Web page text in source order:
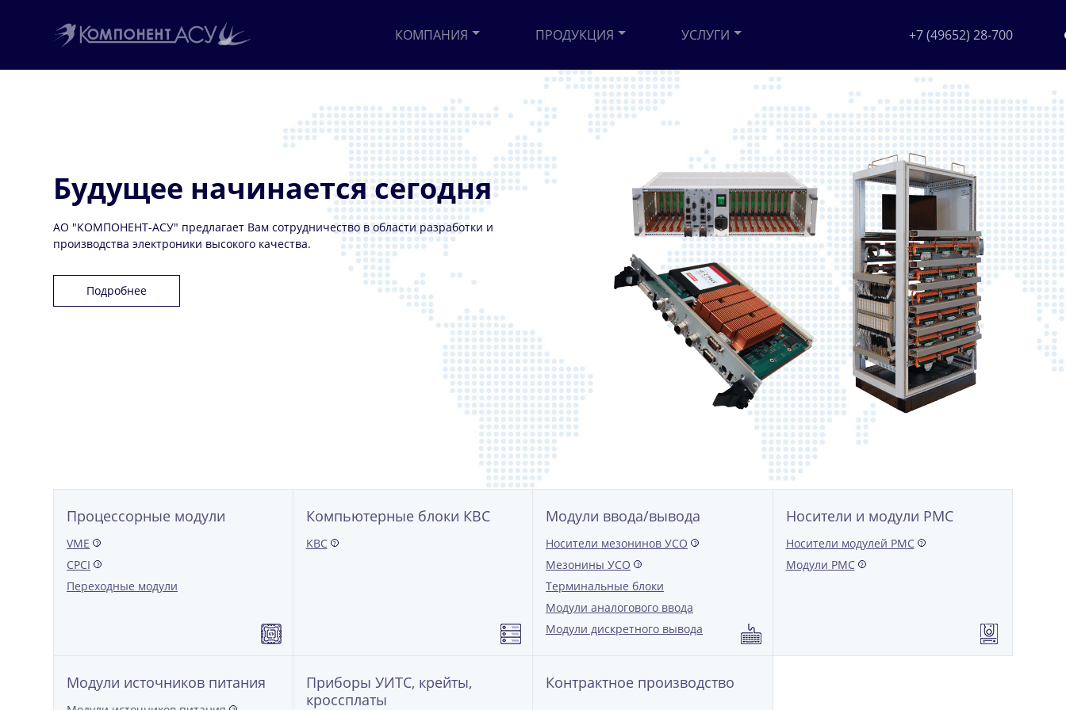
КОМПАНИЯ ПРОДУКЦИЯ УСЛУГИ +7 (49652) 28-700
Будущее начинается сегодня
АО "КОМПОНЕНТ-АСУ" предлагает Вам сотрудничество в области разработки и
производства электроники высокого качества.
Подробнее
Процессорные модули
VME ?
CPCI ?
Переходные модули
Компьютерные блоки КВС
KBC ?
Модули ввода/вывода
Носители мезонинов УСО ?
Мезонины УСО ?
Терминальные блоки
Модули аналогового ввода
Модули дискретного вывода
Носители и модули РМС
Носители модулей PMC ?
Модули РМС ?
Модули источников питания
Приборы УИТС, крейты,
кроссплаты
Контрактное производство
Согласен с Пользовательским соглашением
Резюме
Согласен с Пользовательским соглашением